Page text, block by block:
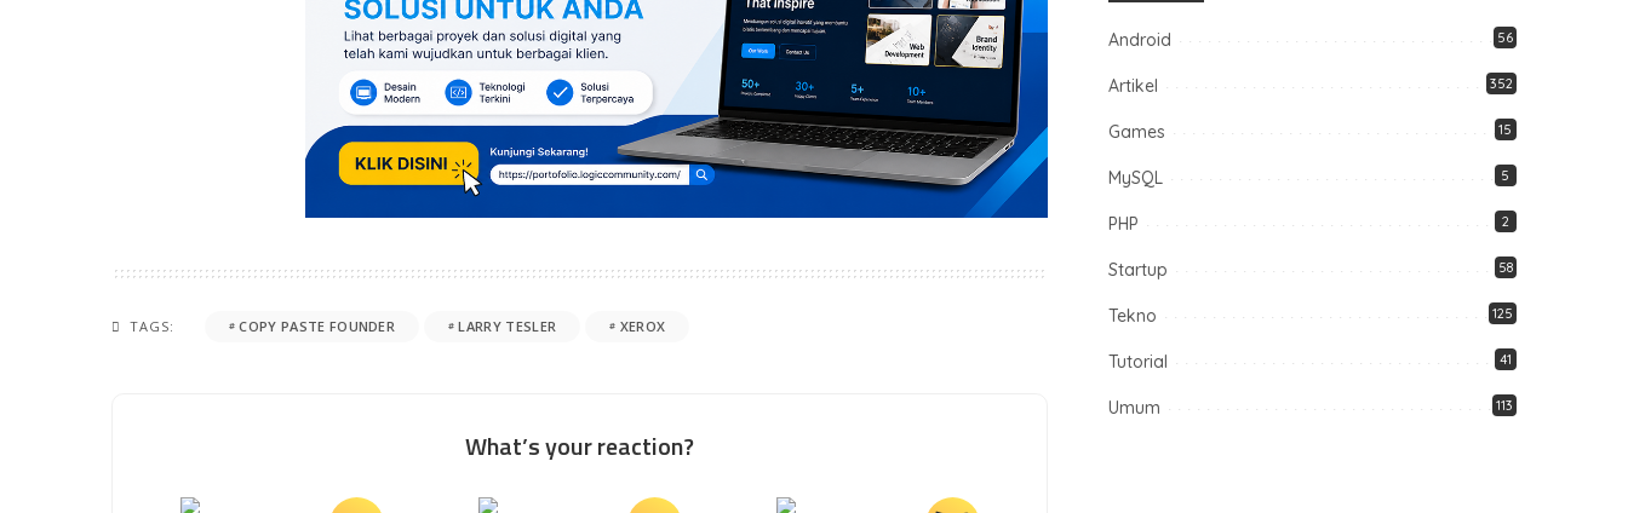
TAGS: COPY PASTE FOUNDER LARRY TESLER XEROX
What’s your reaction?
Android 56
Artikel 352
Games 15
MySQL 5
PHP 2
Startup 58
Tekno 125
Tutorial 41
Umum 113